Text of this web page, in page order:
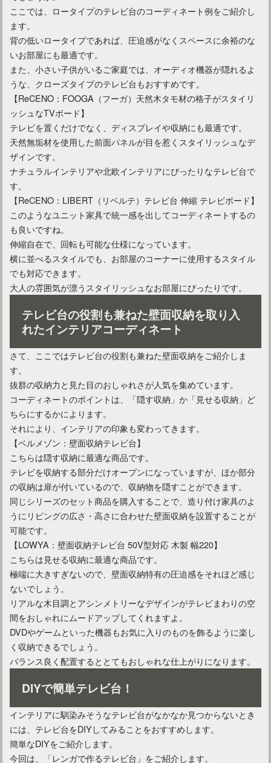
ここでは、ロータイプのテレビ台のコーディネート例をご紹介し
ます。
背の低いロータイプであれば、圧迫感がなくスペースに余裕のな
いお部屋にも最適です。
また、小さい子供がいるご家庭では、オーディオ機器が隠れるよ
うな、クローズタイプのテレビ台もおすすめです。
【ReCENO：FOOGA（フーガ）天然木タモ材の格子がスタイリ
ッシュなTVボード】
テレビを置くだけでなく、ディスプレイや収納にも最適です。
天然無垢材を使用した前面パネルが目を惹くスタイリッシュなデ
ザインです。
ナチュラルインテリアや北欧インテリアにぴったりなテレビ台で
す。
【ReCENO：LIBERT（リベルテ）テレビ台 伸縮 テレビボード】
このようなユニット家具で統一感を出してコーディネートするの
も良いですね。
伸縮自在で、回転も可能な仕様になっています。
横に並べるスタイルでも、お部屋のコーナーに使用するスタイル
でも対応できます。
大人の雰囲気が漂うスタイリッシュなお部屋にぴったりです。
テレビ台の役割も兼ねた壁面収納を取り入
れたインテリアコーディネート
さて、ここではテレビ台の役割も兼ねた壁面収納をご紹介しま
す。
抜群の収納力と見た目のおしゃれさが人気を集めています。
コーディネートのポイントは、「隠す収納」か「見せる収納」ど
ちらにするかによります。
それにより、インテリアの印象も変わってきます。
【ベルメゾン：壁面収納テレビ台】
こちらは隠す収納に最適な商品です。
テレビを収納する部分だけオープンになっていますが、ほか部分
の収納は扉が付いているので、収納物を隠すことができます。
同じシリーズのセット商品を購入することで、造り付け家具のよ
うにリビングの広さ・高さに合わせた壁面収納を設置することが
可能です。
【LOWYA：壁面収納テレビ台 50V型対応 木製 幅220】
こちらは見せる収納に最適な商品です。
極端に大きすぎないので、壁面収納特有の圧迫感をそれほど感じ
ないでしょう。
リアルな木目調とアシンメトリーなデザインがテレビまわりの空
間をおしゃれにムードアップしてくれますよ。
DVDやゲームといった機器もお気に入りのものを飾るように楽し
く収納できるでしょう。
バランス良く配置するととてもおしゃれな仕上がりになります。
DIYで簡単テレビ台！
インテリアに馴染みそうなテレビ台がなかなか見つからないとき
には、テレビ台をDIYしてみることをおすすめします。
簡単なDIYをご紹介します。
今回は、「レンガで作るテレビ台」をご紹介します。